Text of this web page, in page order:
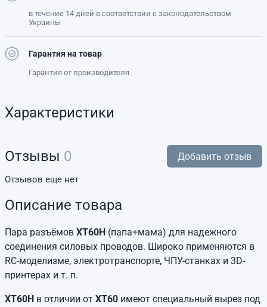
в течение 14 дней в соответствии с законодательством
Украины
Гарантия на товар
Гарантия от производителя
Характеристики
Отзывы 0 Добавить отзыв
Отзывов еще нет
Описание товара
Пара разъёмов XT60H (папа+мама) для надежного
соединения силовых проводов. Широко применяются в
RC-моделизме, электротранспорте, ЧПУ-станках и 3D-
принтерах и т. п.
XT60H в отличии от XT60 имеют специальный вырез под